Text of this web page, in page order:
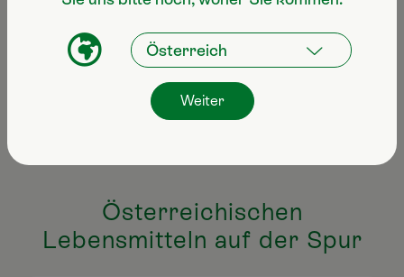
Österreichischen
Lebensmitteln auf der Spur
Weiter